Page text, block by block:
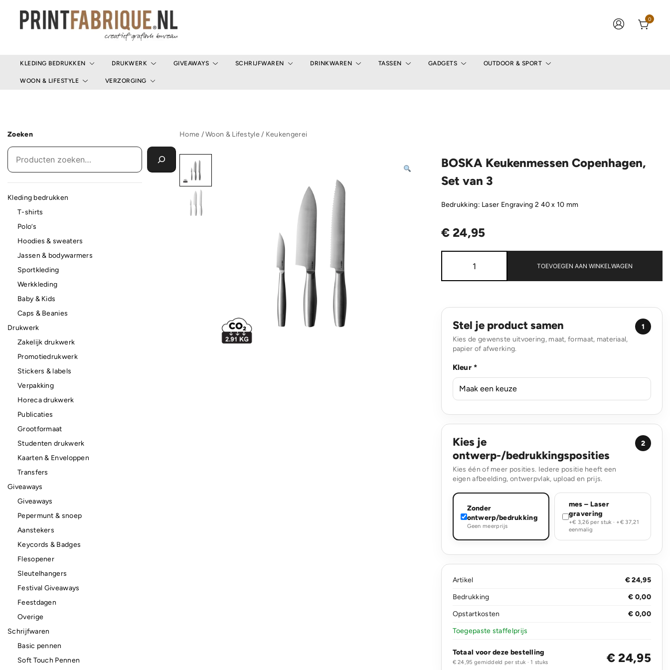
0
KLEDING BEDRUKKEN DRUKWERK GIVEAWAYS SCHRIJFWAREN DRINKWAREN TASSEN GADGETS OUTDOOR & SPORT
WOON & LIFESTYLE VERZORGING
Home /Woon & Lifestyle / Keukengerei
BOSKA Keukenmessen Copenhagen,
Set van 3
Bedrukking: Laser Engraving 2 40 x 10 mm
€24,95
Keukenmessen
TOEVOEGEN AAN WINKELWAGEN
Stel je product samen
Kies de gewenste uitvoering, maat, formaat, materiaal,
papier of afwerking.
1
Kleur *
Kies je
ontwerp-/bedrukkingsposities
Kies één of meer posities. Iedere positie heeft een
eigen afbeelding, ontwerpvlak, upload en prijs.
2
Zonder
ontwerp/bedrukking
Geen meerprijs
mes – Laser
gravering
+€ 3,26 per stuk · +€ 37,21
eenmalig
Artikel
€ 24,95
Bedrukking
€ 0,00
Opstartkosten
€ 0,00
Toegepaste staffelprijs
Totaal voor deze bestelling
€ 24,95 gemiddeld per stuk · 1 stuks € 24,95
Zoeken
Kleding bedrukken
T-shirts
Polo’s
Hoodies & sweaters
Jassen & bodywarmers
Sportkleding
Werkkleding
Baby & Kids
Caps & Beanies
Drukwerk
Zakelijk drukwerk
Promotiedrukwerk
Stickers & labels
Verpakking
Horeca drukwerk
Publicaties
Grootformaat
Studenten drukwerk
Kaarten & Enveloppen
Transfers
Giveaways
Giveaways
Pepermunt & snoep
Aanstekers
Keycords & Badges
Flesopener
Sleutelhangers
Festival Giveaways
Feestdagen
Overige
Schrijfwaren
Basic pennen
Soft Touch Pennen